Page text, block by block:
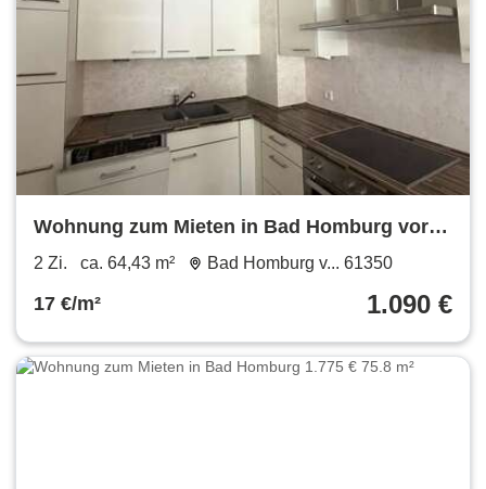
Wohnung zum Mieten in Bad Homburg vor
der Höhe 1.090 € 64.43 m²
2 Zi. ca. 64,43 m² Bad Homburg v... 61350
17 €/m² 1.090 €